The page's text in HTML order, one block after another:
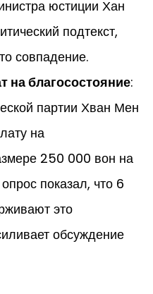
юстиции Хан
подтекст,
совпадение.
на благосостояние:
партии Хван Мен
на
250 000 вон на
показал, что 6
это
обсуждение